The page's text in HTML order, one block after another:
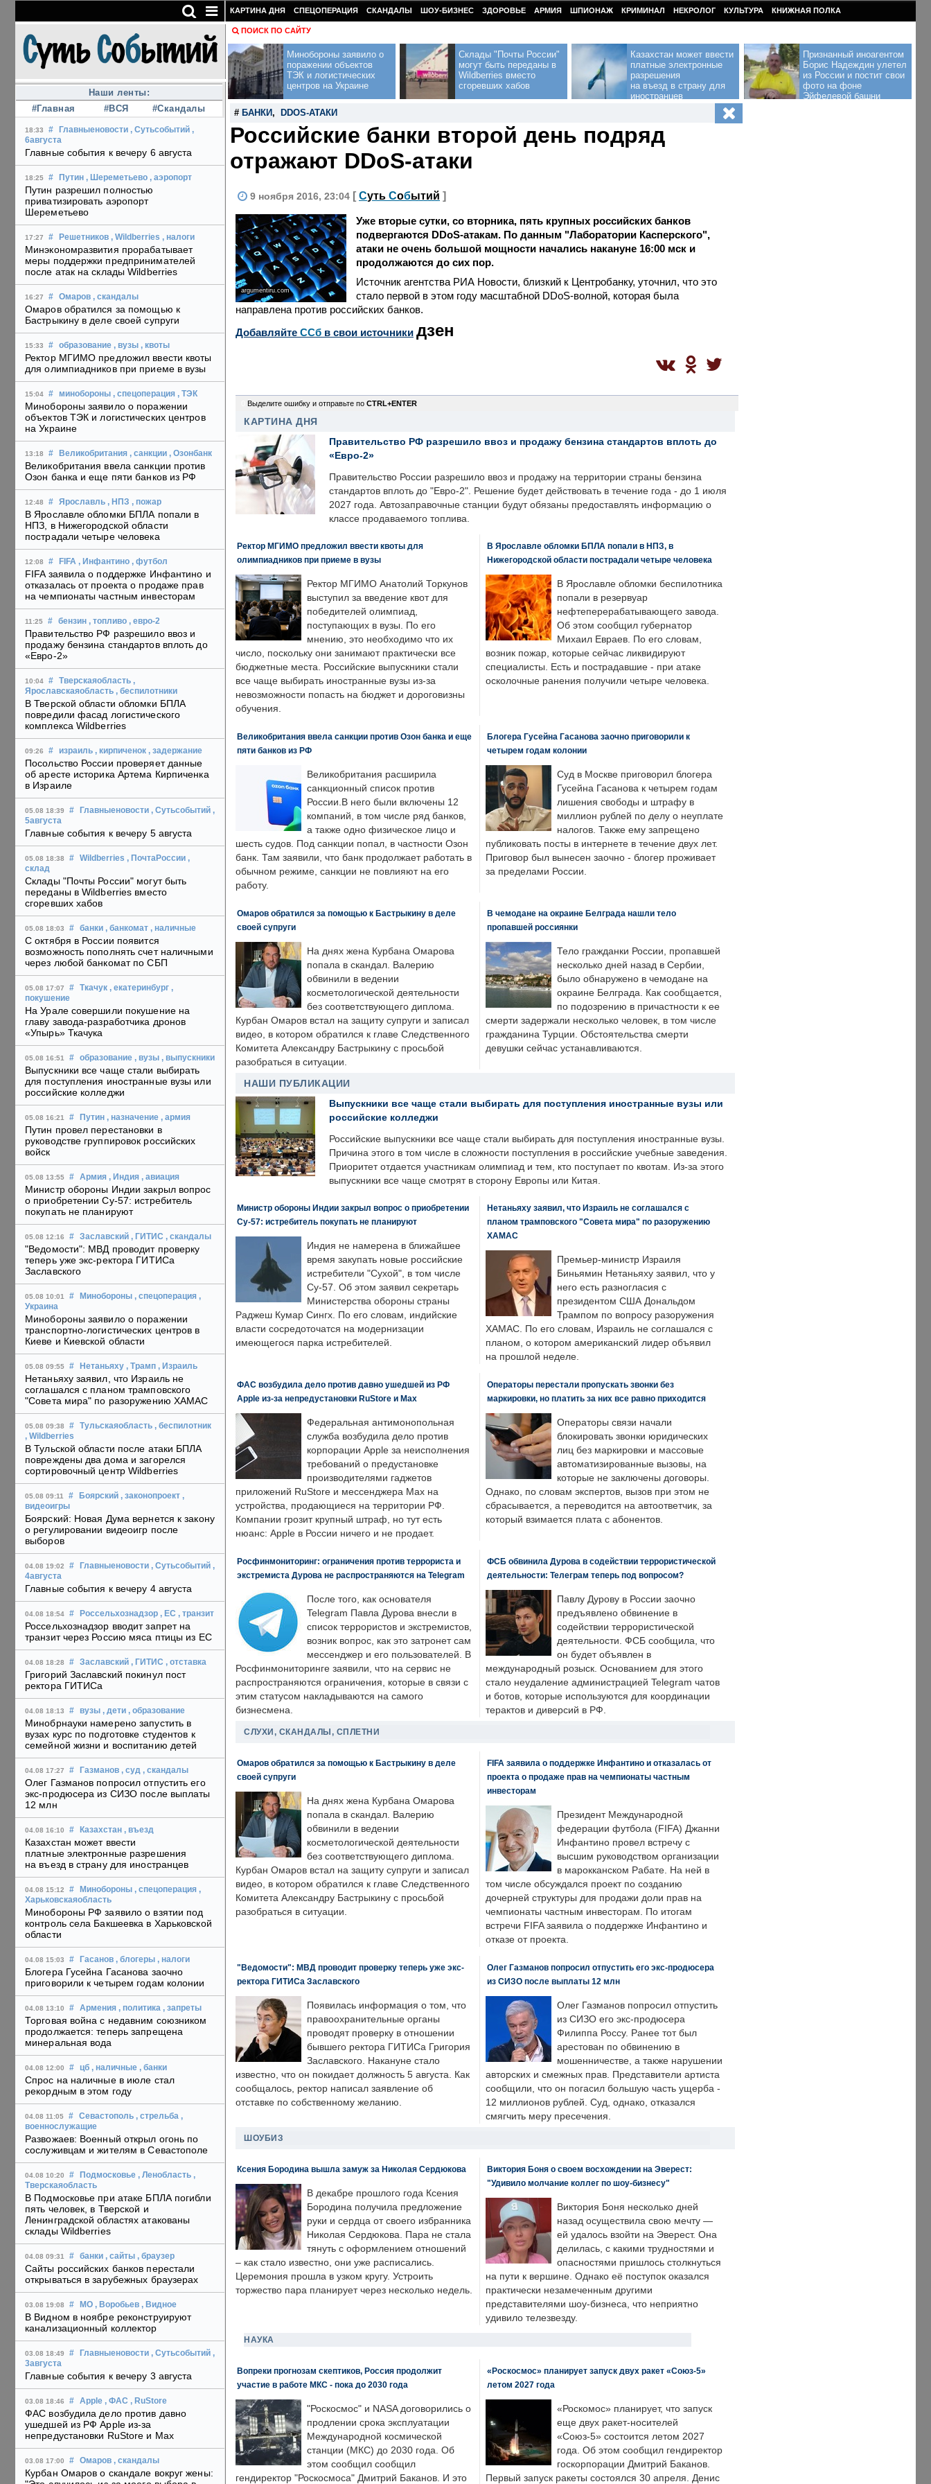
Наши ленты:
#Главная
#ВСЯ #Скандалы
18:33 # Главныеновости , Сутьсобытий ,
6августа
Главные события к вечеру 6 августа
18:25 # Путин , Шереметьево , аэропорт
Путин разрешил полностью
приватизировать аэропорт
Шереметьево
17:27 # Решетников , Wildberries , налоги
Минэкономразвития прорабатывает
меры поддержки предпринимателей
после атак на склады Wildberries
16:27 # Омаров , скандалы
Омаров обратился за помощью к
Бастрыкину в деле своей супруги
15:33 # образование , вузы , квоты
Ректор МГИМО предложил ввести квоты
для олимпиадников при приеме в вузы
15:04 # минобороны , спецоперация , ТЭК
Минобороны заявило о поражении
объектов ТЭК и логистических центров
на Украине
13:18 # Великобритания , санкции , Озонбанк
Великобритания ввела санкции против
Озон банка и еще пяти банков из РФ
12:48 # Ярославль , НПЗ , пожар
В Ярославле обломки БПЛА попали в
НПЗ, в Нижегородской области
пострадали четыре человека
12:08 # FIFA , Инфантино , футбол
FIFA заявила о поддержке Инфантино и
отказалась от проекта о продаже прав
на чемпионаты частным инвесторам
11:25 # бензин , топливо , евро-2
Правительство РФ разрешило ввоз и
продажу бензина стандартов вплоть до
«Евро-2»
10:04 # Тверскаяобласть ,
Ярославскаяобласть , беспилотники
В Тверской области обломки БПЛА
повредили фасад логистического
комплекса Wildberries
09:26 # израиль , кирпиченок , задержание
Посольство России проверяет данные
об аресте историка Артема Кирпиченка
в Израиле
05.08 18:39 # Главныеновости , Сутьсобытий ,
5августа
Главные события к вечеру 5 августа
05.08 18:38 # Wildberries , ПочтаРоссии ,
склад
Склады "Почты России" могут быть
переданы в Wildberries вместо
сгоревших хабов
05.08 18:03 # банки , банкомат , наличные
С октября в России появится
возможность пополнять счет наличными
через любой банкомат по СБП
05.08 17:07 # Ткачук , екатеринбург ,
покушение
На Урале совершили покушение на
главу завода-разработчика дронов
«Упырь» Ткачука
05.08 16:51 # образование , вузы , выпускники
Выпускники все чаще стали выбирать
для поступления иностранные вузы или
российские колледжи
05.08 16:21 # Путин , назначение , армия
Путин провел перестановки в
руководстве группировок российских
войск
05.08 13:55 # Армия , Индия , авиация
Министр обороны Индии закрыл вопрос
о приобретении Су-57: истребитель
покупать не планируют
05.08 12:16 # Заславский , ГИТИС , скандалы
"Ведомости": МВД проводит проверку
теперь уже экс-ректора ГИТИСа
Заславского
05.08 10:01 # Минобороны , спецоперация ,
Украина
Минобороны заявило о поражении
транспортно-логистических центров в
Киеве и Киевской области
05.08 09:55 # Нетаньяху , Трамп , Израиль
Нетаньяху заявил, что Израиль не
соглашался с планом трамповского
"Совета мира" по разоружению ХАМАС
05.08 09:38 # Тульскаяобласть , беспилотник
, Wildberries
В Тульской области после атаки БПЛА
повреждены два дома и загорелся
сортировочный центр Wildberries
05.08 09:11 # Боярский , законопроект ,
видеоигры
Боярский: Новая Дума вернется к закону
о регулировании видеоигр после
выборов
04.08 19:02 # Главныеновости , Сутьсобытий ,
4августа
Главные события к вечеру 4 августа
04.08 18:54 # Россельхознадзор , ЕС , транзит
Россельхознадзор вводит запрет на
транзит через Россию мяса птицы из ЕС
04.08 18:28 # Заславский , ГИТИС , отставка
Григорий Заславский покинул пост
ректора ГИТИСа
04.08 18:13 # вузы , дети , образование
Минобрнауки намерено запустить в
вузах курс по подготовке студентов к
семейной жизни и воспитанию детей
04.08 17:27 # Газманов , суд , скандалы
Олег Газманов попросил отпустить его
экс-продюсера из СИЗО после выплаты
12 млн
04.08 16:10 # Казахстан , въезд
Казахстан может ввести
платные электронные разрешения
на въезд в страну для иностранцев
04.08 15:12 # Минобороны , спецоперация ,
Харьковскаяобласть
Минобороны РФ заявило о взятии под
контроль села Бакшеевка в Харьковской
области
04.08 15:03 # Гасанов , блогеры , налоги
Блогера Гусейна Гасанова заочно
приговорили к четырем годам колонии
04.08 13:10 # Армения , политика , запреты
Торговая война с недавним союзником
продолжается: теперь запрещена
минеральная вода
04.08 12:00 # цб , наличные , банки
Спрос на наличные в июле стал
рекордным в этом году
04.08 11:05 # Севастополь , стрельба ,
военнослужащие
Развожаев: Военный открыл огонь по
сослуживцам и жителям в Севастополе
04.08 10:20 # Подмосковье , Ленобласть ,
Тверскаяобласть
В Подмосковье при атаке БПЛА погибли
пять человек, в Тверской и
Ленинградской областях атакованы
склады Wildberries
04.08 09:31 # банки , сайты , браузер
Сайты российских банков перестали
открываться в зарубежных браузерах
03.08 19:08 # МО , Воробьев , Видное
В Видном в ноябре реконструируют
канализационный коллектор
03.08 18:49 # Главныеновости , Сутьсобытий ,
3августа
Главные события к вечеру 3 августа
03.08 18:46 # Apple , ФАС , RuStore
ФАС возбудила дело против давно
ушедшей из РФ Apple из-за
непредустановки RuStore и Max
03.08 17:00 # Омаров , скандалы
Курбан Омаров о скандале вокруг жены:
КАРТИНА ДНЯ СПЕЦОПЕРАЦИЯ СКАНДАЛЫ ШОУ-БИЗНЕС ЗДОРОВЬЕ АРМИЯ ШПИОНАЖ КРИМИНАЛ НЕКРОЛОГ КУЛЬТУРА КНИЖНАЯ ПОЛКА
ПОИСК ПО САЙТУ
Минобороны заявило о
поражении объектов
ТЭК и логистических
центров на Украине
Склады "Почты России"
могут быть переданы в
Wildberries вместо
сгоревших хабов
Казахстан может ввести
платные электронные
разрешения
на въезд в страну для
иностранцев
Признанный иноагентом
Борис Надеждин улетел
из России и постит свои
фото на фоне
Эйфелевой башни
# БАНКИ , DDOS-АТАКИ
Российские банки второй день подряд
отражают DDoS-атаки
9 ноября 2016, 23:04 [ Суть Событий ]
argumentiru.com
Уже вторые сутки, со вторника, пять крупных российских банков
подвергаются DDoS-атакам. По данным "Лаборатории Касперского",
атаки не очень большой мощности начались накануне 16:00 мск и
продолжаются до сих пор.
Источник агентства РИА Новости, близкий к Центробанку, уточнил, что это
стало первой в этом году масштабной DDoS-волной, которая была
направлена против российских банков.
Добавляйте CСб в свои источники дзен
Выделите ошибку и отправьте по CTRL+ENTER
КАРТИНА ДНЯ
Правительство РФ разрешило ввоз и продажу бензина стандартов вплоть до
«Евро-2»
Правительство России разрешило ввоз и продажу на территории страны бензина
стандартов вплоть до "Евро-2". Решение будет действовать в течение года - до 1 июля
2027 года. Автозаправочные станции будут обязаны предоставлять информацию о
классе продаваемого топлива.
Ректор МГИМО предложил ввести квоты для
олимпиадников при приеме в вузы
Ректор МГИМО Анатолий Торкунов
выступил за введение квот для
победителей олимпиад,
поступающих в вузы. По его
мнению, это необходимо что их
число, поскольку они занимают практически все
бюджетные места. Российские выпускники стали
все чаще выбирать иностранные вузы из-за
невозможности попасть на бюджет и дороговизны
обучения.
В Ярославле обломки БПЛА попали в НПЗ, в
Нижегородской области пострадали четыре человека
В Ярославле обломки беспилотника
попали в резервуар
нефтеперерабатывающего завода.
Об этом сообщил губернатор
Михаил Евраев. По его словам,
возник пожар, которые сейчас ликвидируют
специалисты. Есть и пострадавшие - при атаке
осколочные ранения получили четыре человека.
Великобритания ввела санкции против Озон банка и еще
пяти банков из РФ
Великобритания расширила
санкционный список против
России.В него были включены 12
компаний, в том числе ряд банков,
а также одно физическое лицо и
шесть судов. Под санкции попал, в частности Озон
банк. Там заявили, что банк продолжает работать в
обычном режиме, санкции не повлияют на его
работу.
Блогера Гусейна Гасанова заочно приговорили к
четырем годам колонии
Суд в Москве приговорил блогера
Гусейна Гасанова к четырем годам
лишения свободы и штрафу в
миллион рублей по делу о неуплате
налогов. Также ему запрещено
публиковать посты в интернете в течение двух лет.
Приговор был вынесен заочно - блогер проживает
за пределами России.
Омаров обратился за помощью к Бастрыкину в деле
своей супруги
На днях жена Курбана Омарова
попала в скандал. Валерию
обвинили в ведении
косметологической деятельности
без соответствующего диплома.
Курбан Омаров встал на защиту супруги и записал
видео, в котором обратился к главе Следственного
Комитета Александру Бастрыкину с просьбой
разобраться в ситуации.
В чемодане на окраине Белграда нашли тело
пропавшей россиянки
Тело гражданки России, пропавшей
несколько дней назад в Сербии,
было обнаружено в чемодане на
окраине Белграда. Как сообщается,
по подозрению в причастности к ее
смерти задержали несколько человек, в том числе
гражданина Турции. Обстоятельства смерти
девушки сейчас устанавливаются.
НАШИ ПУБЛИКАЦИИ
Выпускники все чаще стали выбирать для поступления иностранные вузы или
российские колледжи
Российские выпускники все чаще стали выбирать для поступления иностранные вузы.
Причина этого в том числе в сложности поступления в российские учебные заведения.
Приоритет отдается участникам олимпиад и тем, кто поступает по квотам. Из-за этого
выпускники все чаще смотрят в сторону Европы или Китая.
Министр обороны Индии закрыл вопрос о приобретении
Су-57: истребитель покупать не планируют
Индия не намерена в ближайшее
время закупать новые российские
истребители "Сухой", в том числе
Су-57. Об этом заявил секретарь
Министерства обороны страны
Раджеш Кумар Сингх. По его словам, индийские
власти сосредоточатся на модернизации
имеющегося парка истребителей.
Нетаньяху заявил, что Израиль не соглашался с
планом трамповского "Совета мира" по разоружению
ХАМАС
Премьер-министр Израиля
Биньямин Нетаньяху заявил, что у
него есть разногласия с
президентом США Дональдом
Трампом по вопросу разоружения
ХАМАС. По его словам, Израиль не соглашался с
планом, о котором американский лидер объявил
на прошлой неделе.
ФАС возбудила дело против давно ушедшей из РФ
Apple из-за непредустановки RuStore и Max
Федеральная антимонопольная
служба возбудила дело против
корпорации Apple за неисполнения
требований о предустановке
производителями гаджетов
приложений RuStore и мессенджера Max на
устройства, продающиеся на территории РФ.
Компании грозит крупный штраф, но тут есть
нюанс: Apple в России ничего и не продает.
Операторы перестали пропускать звонки без
маркировки, но платить за них все равно приходится
Операторы связи начали
блокировать звонки юридических
лиц без маркировки и массовые
автоматизированные вызовы, на
которые не заключены договоры.
Однако, по словам экспертов, вызов при этом не
сбрасывается, а переводится на автоответчик, за
который взимается плата с абонентов.
Росфинмониторинг: ограничения против террориста и
экстремиста Дурова не распространяются на Telegram
После того, как основателя
Telegram Павла Дурова внесли в
список террористов и экстремистов,
возник вопрос, как это затронет сам
мессенджер и его пользователей. В
Росфинмониторинге заявили, что на сервис не
распространяются ограничения, которые в связи с
этим статусом накладываются на самого
бизнесмена.
ФСБ обвинила Дурова в содействии террористической
деятельности: Телеграм теперь под вопросом?
Павлу Дурову в России заочно
предъявлено обвинение в
содействии террористической
деятельности. ФСБ сообщила, что
он будет объявлен в
международный розыск. Основанием для этого
стало неудаление администрацией Telegram чатов
и ботов, которые используются для координации
терактов и диверсий в РФ.
СЛУХИ, СКАНДАЛЫ, СПЛЕТНИ
Омаров обратился за помощью к Бастрыкину в деле
своей супруги
На днях жена Курбана Омарова
попала в скандал. Валерию
обвинили в ведении
косметологической деятельности
без соответствующего диплома.
Курбан Омаров встал на защиту супруги и записал
видео, в котором обратился к главе Следственного
Комитета Александру Бастрыкину с просьбой
разобраться в ситуации.
FIFA заявила о поддержке Инфантино и отказалась от
проекта о продаже прав на чемпионаты частным
инвесторам
Президент Международной
федерации футбола (FIFA) Джанни
Инфантино провел встречу с
высшим руководством организации
в марокканском Рабате. На ней в
том числе обсуждался проект по созданию
дочерней структуры для продажи доли прав на
чемпионаты частным инвесторам. По итогам
встречи FIFA заявила о поддержке Инфантино и
отказе от проекта.
"Ведомости": МВД проводит проверку теперь уже экс-
ректора ГИТИСа Заславского
Появилась информация о том, что
правоохранительные органы
проводят проверку в отношении
бывшего ректора ГИТИСа Григория
Заславского. Накануне стало
известно, что он покидает должность 5 августа. Как
сообщалось, ректор написал заявление об
отставке по собственному желанию.
Олег Газманов попросил отпустить его экс-продюсера
из СИЗО после выплаты 12 млн
Олег Газманов попросил отпустить
из СИЗО его экс-продюсера
Филиппа Россу. Ранее тот был
арестован по обвинению в
мошенничестве, а также нарушении
авторских и смежных прав. Представители артиста
сообщили, что он погасил большую часть ущерба -
12 миллионов рублей. Суд, однако, отказался
смягчить меру пресечения.
ШОУБИЗ
Ксения Бородина вышла замуж за Николая Сердюкова
В декабре прошлого года Ксения
Бородина получила предложение
руки и сердца от своего избранника
Николая Сердюкова. Пара не стала
тянуть с оформлением отношений
– как стало известно, они уже расписались.
Церемония прошла в узком кругу. Устроить
торжество пара планирует через несколько недель.
Виктория Боня о своем восхождении на Эверест:
"Удивило молчание коллег по шоу-бизнесу"
Виктория Боня несколько дней
назад осуществила свою мечту —
ей удалось взойти на Эверест. Она
делилась, с какими трудностями и
опасностями пришлось столкнуться
на пути к вершине. Однако её поступок оказался
практически незамеченным другими
представителями шоу-бизнеса, что неприятно
удивило телезвезду.
НАУКА
Вопреки прогнозам скептиков, Россия продолжит
участие в работе МКС - пока до 2030 года
"Роскосмос" и NASA договорились о
продлении срока эксплуатации
Международной космической
станции (МКС) до 2030 года. Об
этом сообщил сообщил
гендиректор "Роскосмоса" Дмитрий Баканов. И это
«Роскосмос» планирует запуск двух ракет «Союз-5»
летом 2027 года
«Роскомос» планирует, что запуск
еще двух ракет-носителей
«Союз-5» состоится летом 2027
года. Об этом сообщил гендиректор
госкорпорации Дмитрий Баканов.
Первый запуск ракеты состоялся 30 апреля. Денис